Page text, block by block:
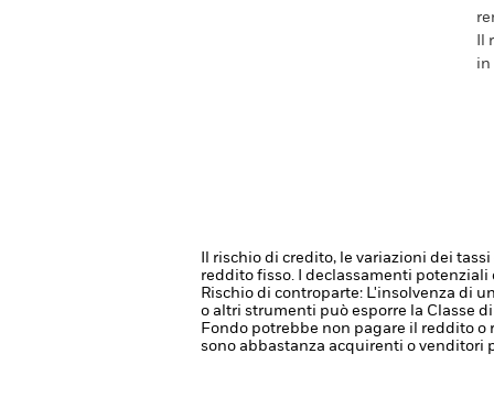
in
Il rischio di credito, le variazioni dei
reddito fisso. I declassamenti
Rischio di controparte: L'insolvenza di
o altri strumenti può esporre la Classe
Fondo potrebbe non pagare il reddito o
sono abbastanza acquirenti o venditori